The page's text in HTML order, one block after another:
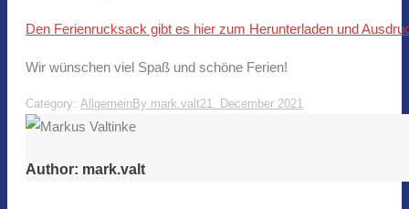
Den Ferienrucksack gibt es hier zum Herunterladen und
Wir wünschen viel Spaß und schöne Ferien!
Category: AllgemeinBy mark.valt21. December 2021
Author: mark.valt